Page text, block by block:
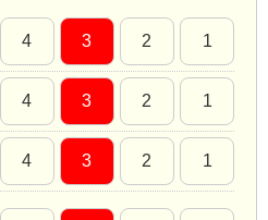
4 3 2 1
4 3 2 1
4 3 2 1